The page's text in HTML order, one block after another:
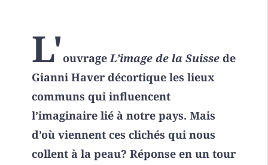
L'ouvrageL’image de la Suissede
Gianni Haver décortique les lieux
communs qui influencent
l’imaginaire lié à notre pays. Mais
d’où viennent ces clichés qui nous
collent à la peau? Réponse en un tour